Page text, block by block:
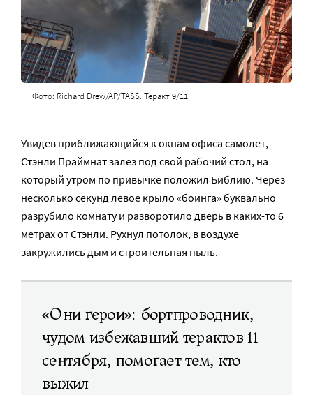
Фото: Richard Drew/AP/TASS. Теракт 9/11
Увидев приближающийся к окнам офиса самолет,
Стэнли Праймнат залез под свой рабочий стол, на
который утром по привычке положил Библию. Через
несколько секунд левое крыло «боинга» буквально
разрубило комнату и разворотило дверь в каких-то 6
метрах от Стэнли. Рухнул потолок, в воздухе
закружились дым и строительная пыль.
«Они герои»: бортпроводник,
чудом избежавший терактов 11
сентября, помогает тем, кто
выжил